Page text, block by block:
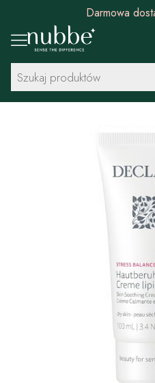
Rabat 30 zł na
Wyszukiwarka
produktów